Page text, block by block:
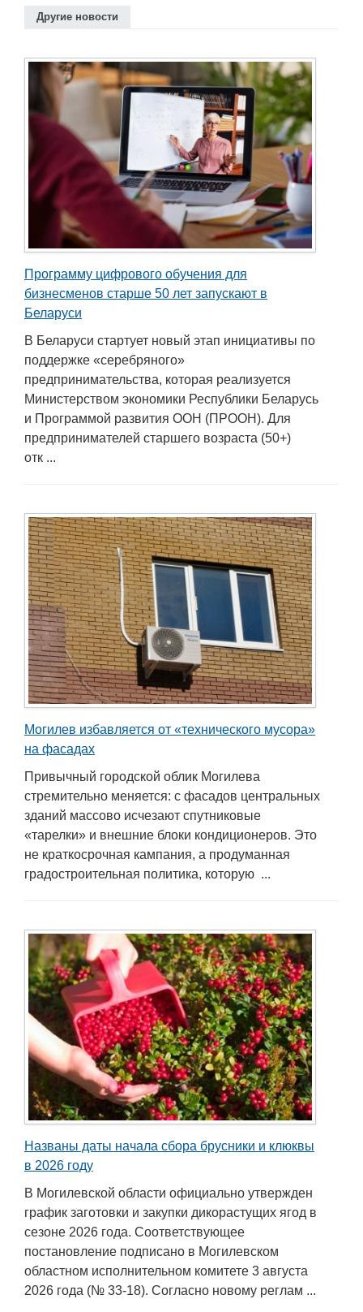
Другие новости
Программу цифрового обучения для
бизнесменов старше 50 лет запускают в
Беларуси
В Беларуси стартует новый этап инициативы по
поддержке «серебряного»
предпринимательства, которая реализуется
Министерством экономики Республики Беларусь
и Программой развития ООН (ПРООН). Для
предпринимателей старшего возраста (50+)
отк ...
Могилев избавляется от «технического мусора»
на фасадах
Привычный городской облик Могилева
стремительно меняется: с фасадов центральных
зданий массово исчезают спутниковые
«тарелки» и внешние блоки кондиционеров. Это
не краткосрочная кампания, а продуманная
градостроительная политика, которую ...
Названы даты начала сбора брусники и клюквы
в 2026 году
В Могилевской области официально утвержден
график заготовки и закупки дикорастущих ягод в
сезоне 2026 года. Соответствующее
постановление подписано в Могилевском
областном исполнительном комитете 3 августа
2026 года (№ 33-18). Согласно новому реглам ...